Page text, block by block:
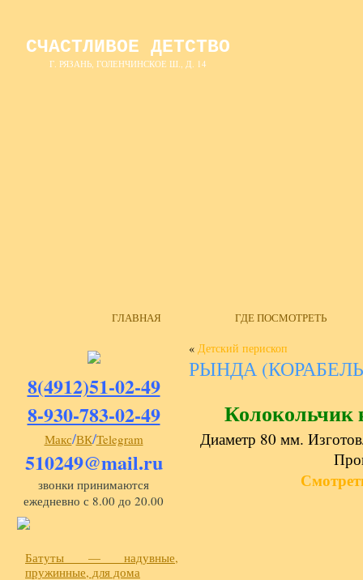
СЧАСТЛИВОЕ ДЕТСТВО
Г. РЯЗАНЬ, ГОЛЕНЧИНСКОЕ Ш., Д. 14
ГЛАВНАЯ ГДЕ ПОСМОТРЕТЬ
8(4912)51-02-49
8-930-783-02-49
Макс/ВК/Telegram
510249@mail.ru
звонки принимаются
ежедневно с 8.00 до 20.00
Батуты — надувные,
пружинные, для дома
« Детский перископ
РЫНДА
Диаметр 80 мм.